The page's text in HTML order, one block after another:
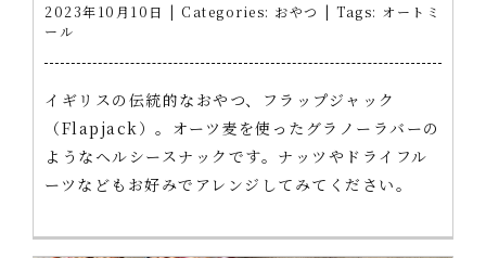
2023年10月10日 | Categories: おやつ | Tags: オートミ
ール
イギリスの伝統的なおやつ、フラップジャック
（Flapjack）。オーツ麦を使ったグラノーラバーの
ようなヘルシースナックです。ナッツやドライフル
ーツなどもお好みでアレンジしてみてください。